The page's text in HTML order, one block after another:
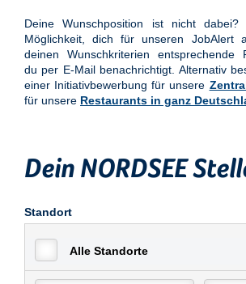
Deine Wunschposition ist nicht
Möglichkeit, dich für unseren JobAlert
deinen Wunschkriterien
du per E-Mail benachrichtigt. Alternativ
einer Initiativbewerbung für unsere
für unsere Restaurants in ganz
Dein NORDSEE
Standort
Alle Standorte